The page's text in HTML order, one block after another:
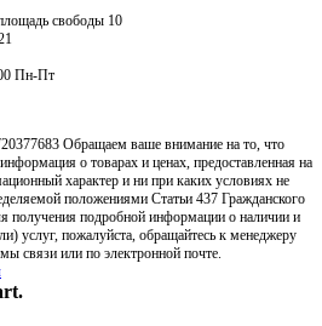
свободы 10
Пн-Пт
Обращаем ваше внимание на то, что
о товарах и ценах, предоставленная на
характер и ни при каких условиях не
положениями Статьи 437 Гражданского
получения подробной информации о наличии и
услуг, пожалуйста, обращайтесь к менеджеру
связи или по электронной почте.